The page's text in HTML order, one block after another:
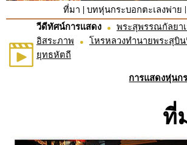
ที่มา | บทหุ่นกระบอกตะเลงพ่าย |
วีดีทัศน์การแสดง
พระสุพรรณกัลยา
อิสระภาพ
โหรหลวงทำนายพระสุบิ
ยุทธหัตถี
การแสดงหุ่นก